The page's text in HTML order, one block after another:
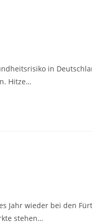
in
Hitze…
Jahr wieder bei den
stehen…